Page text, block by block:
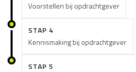
Voorstellen bij opdrachtgever
STAP 4
Kennismaking bij opdrachtgever
STAP 5